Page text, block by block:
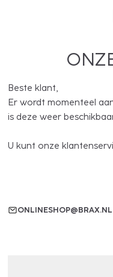
Beste klant,
Er wordt momenteel
is deze weer
U kunt onze
ONLINESHOP@BRAX.NL